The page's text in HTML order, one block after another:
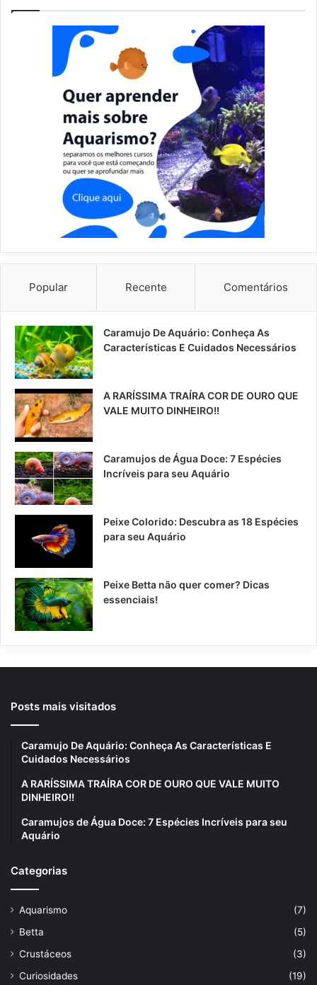
Popular Recente Comentários
Caramujo De Aquário: Conheça As
Características E Cuidados Necessários
A RARÍSSIMA TRAÍRA COR DE OURO QUE
VALE MUITO DINHEIRO!!
Caramujos de Água Doce: 7 Espécies
Incríveis para seu Aquário
Peixe Colorido: Descubra as 18 Espécies
para seu Aquário
Peixe Betta não quer comer? Dicas
essenciais!
Posts mais visitados
Caramujo De Aquário: Conheça As Características E
Cuidados Necessários
A RARÍSSIMA TRAÍRA COR DE OURO QUE VALE MUITO
DINHEIRO!!
Caramujos de Água Doce: 7 Espécies Incríveis para seu
Aquário
Categorias
Aquarismo
(7)
Betta
(5)
Crustáceos
(3)
Curiosidades
(19)